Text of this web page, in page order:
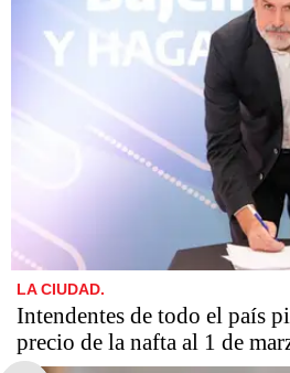
LA CIUDAD.
Intendentes de todo el país
precio de la nafta al 1 de